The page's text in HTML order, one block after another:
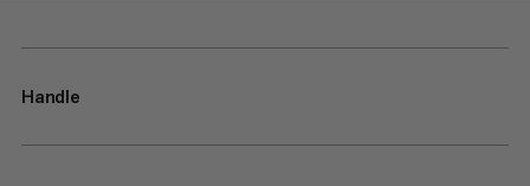
Handle